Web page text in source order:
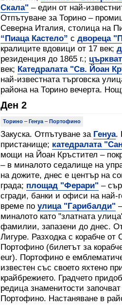
Скала" – един от най-
Отпътуване за Торино –
Северна Италия, столица на
“Пиаца Кастело” с двореца
кралиците вдовици от 17 век;
резиденция до 1865 г.;
век; Катедралата "Св. Йоан
най-известната търговска
района на Торино вечерта.
Ден 2
Торино – Генуа – Портофино
Закуска. Отпътуване за Генуа.
пристанище; катедралата
мощи на Йоан Кръстител –
– в миналото седалище на
на дожите, днес е център на
града; площад "Ферари" –
сгради, банки и офиси на най-
време по улица "Гарибалди"
миналото като "златната
фамилии, запазени до днес.
Лигуре. Разходка с корабче от
Портофино (билетът за
eur). Портофино е
известен със своето яхтено
крайбрежието. Градчето
редица знаменитости
Портофино. Настаняване в